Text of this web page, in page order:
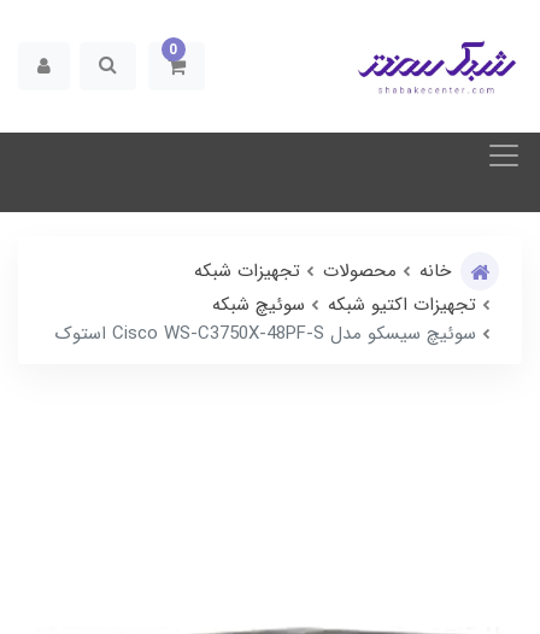
0
خانه محصولات
تجهیزات شبکه
تجهیزات اکتیو شبکه
سوئیچ شبکه
سوئیچ سیسکو مدل Cisco WS-C3750X-48PF-S استوک